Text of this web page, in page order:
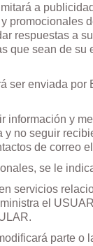
a
respuestas a
que sean de su
ser enviada por
información y
no seguir
de correo
se le
servicios
el
parte o